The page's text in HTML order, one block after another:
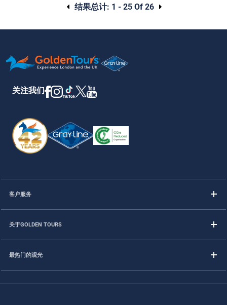
结果总计: 1 - 25 Of 26
关注我们
客户服务
关于GOLDEN TOURS
最热门的观光